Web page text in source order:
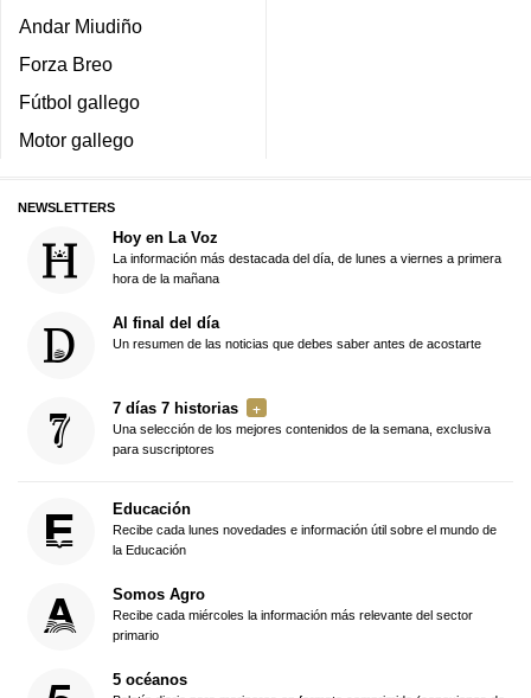
Andar Miudiño
Forza Breo
Fútbol gallego
Motor gallego
NEWSLETTERS
Hoy en La Voz
La información más destacada del día, de lunes a viernes a primera
hora de la mañana
Al final del día
Un resumen de las noticias que debes saber antes de acostarte
7 días 7 historias
Una selección de los mejores contenidos de la semana, exclusiva
para suscriptores
Educación
Recibe cada lunes novedades e información útil sobre el mundo de
la Educación
Somos Agro
Recibe cada miércoles la información más relevante del sector
primario
5 océanos